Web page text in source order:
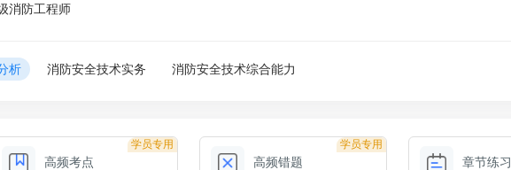
消防工程师
析 消防安全技术实务 消防安全技术综合能力
学员专用
高频考点
学员专用
高频错题 章节练习